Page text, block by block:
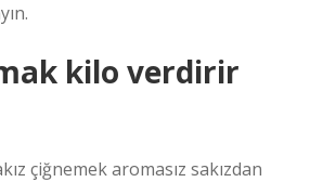
kilo verdirir
çiğnemek aromasız sakızdan